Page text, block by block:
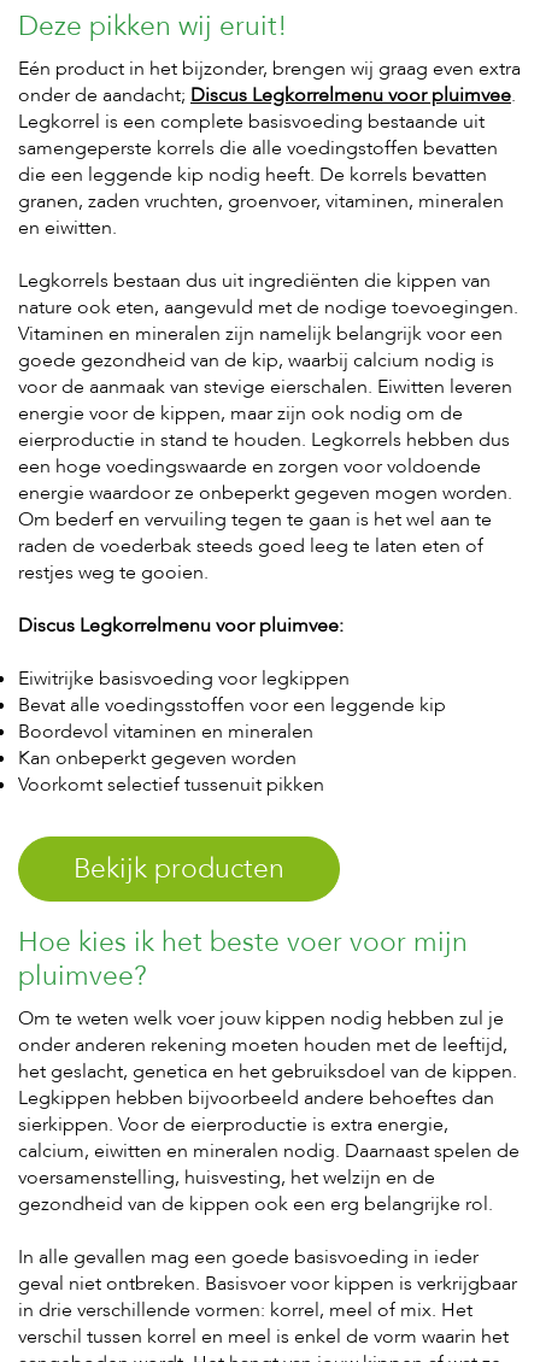
r
e
n
V
o
g
e
l
s
i
s
s
e
n
B
o
e
r
d
e
r
i
B
o
g
W
i
n
e
l
s
W
e
b
s
h
o
p
K
l
a
n
t
e
s
e
r
v
i
Deze pikken wij eruit!
Eén product in het bijzonder, brengen wij graag even extra
onder de aandacht; Discus Legkorrelmenu voor pluimvee.
Legkorrel is een complete basisvoeding bestaande uit
samengeperste korrels die alle voedingstoffen bevatten
die een leggende kip nodig heeft. De korrels bevatten
granen, zaden vruchten, groenvoer, vitaminen, mineralen
en eiwitten.
Legkorrels bestaan dus uit ingrediënten die kippen van
nature ook eten, aangevuld met de nodige toevoegingen.
Vitaminen en mineralen zijn namelijk belangrijk voor een
goede gezondheid van de kip, waarbij calcium nodig is
voor de aanmaak van stevige eierschalen. Eiwitten leveren
energie voor de kippen, maar zijn ook nodig om de
eierproductie in stand te houden. Legkorrels hebben dus
een hoge voedingswaarde en zorgen voor voldoende
energie waardoor ze onbeperkt gegeven mogen worden.
Om bederf en vervuiling tegen te gaan is het wel aan te
raden de voederbak steeds goed leeg te laten eten of
restjes weg te gooien.
Discus Legkorrelmenu voor pluimvee:
Eiwitrijke basisvoeding voor legkippen
Bevat alle voedingsstoffen voor een leggende kip
Boordevol vitaminen en mineralen
Kan onbeperkt gegeven worden
Voorkomt selectief tussenuit pikken
Bekijk producten
Hoe kies ik het beste voer voor mijn
pluimvee?
Om te weten welk voer jouw kippen nodig hebben zul je
onder anderen rekening moeten houden met de leeftijd,
het geslacht, genetica en het gebruiksdoel van de kippen.
Legkippen hebben bijvoorbeeld andere behoeftes dan
sierkippen. Voor de eierproductie is extra energie,
calcium, eiwitten en mineralen nodig. Daarnaast spelen de
voersamenstelling, huisvesting, het welzijn en de
gezondheid van de kippen ook een erg belangrijke rol.
In alle gevallen mag een goede basisvoeding in ieder
geval niet ontbreken. Basisvoer voor kippen is verkrijgbaar
in drie verschillende vormen: korrel, meel of mix. Het
verschil tussen korrel en meel is enkel de vorm waarin het